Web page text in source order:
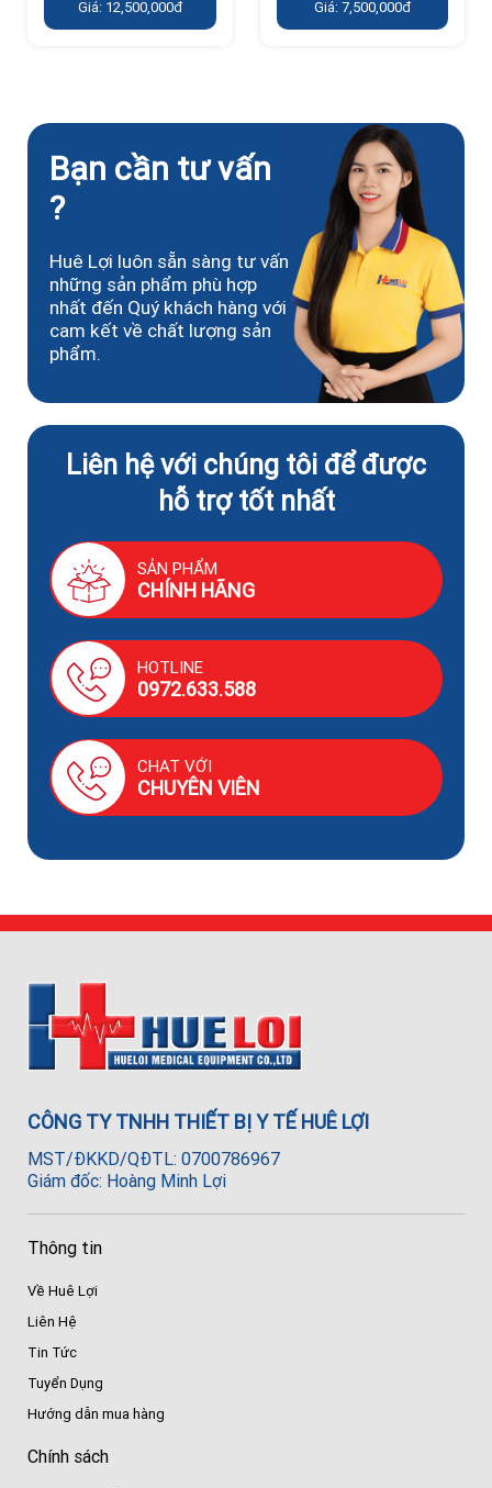
Giá: 12,500,000đ Giá: 7,500,000đ
Bạn cần tư vấn
?
Huê Lợi luôn sẵn sàng tư vấn
những sản phẩm phù hợp
nhất đến Quý khách hàng với
cam kết về chất lượng sản
phẩm.
Liên hệ với chúng tôi để được
hỗ trợ tốt nhất
SẢN PHẨM
CHÍNH HÃNG
HOTLINE
0972.633.588
CHAT VỚI
CHUYÊN VIÊN
CÔNG TY TNHH THIẾT BỊ Y TẾ HUÊ LỢI
MST/ĐKKD/QĐTL: 0700786967
Giám đốc: Hoàng Minh Lợi
Thông tin
Về Huê Lợi
Liên Hệ
Tin Tức
Tuyển Dụng
Hướng dẫn mua hàng
Chính sách